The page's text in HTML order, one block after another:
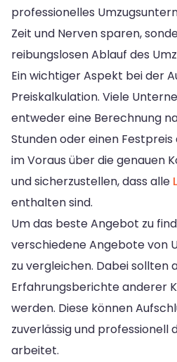
professionelles
Zeit und Nerven sparen,
reibungslosen Ablauf des
Ein wichtiger Aspekt bei der
Preiskalkulation. Viele
entweder eine Berechnung
Stunden oder einen Festpreis
im Voraus über die genauen
und sicherzustellen, dass alle
enthalten sind.
Um das beste Angebot zu
verschiedene Angebote von
zu vergleichen. Dabei sollten
Erfahrungsberichte anderer
werden. Diese können
zuverlässig und professionell
arbeitet.